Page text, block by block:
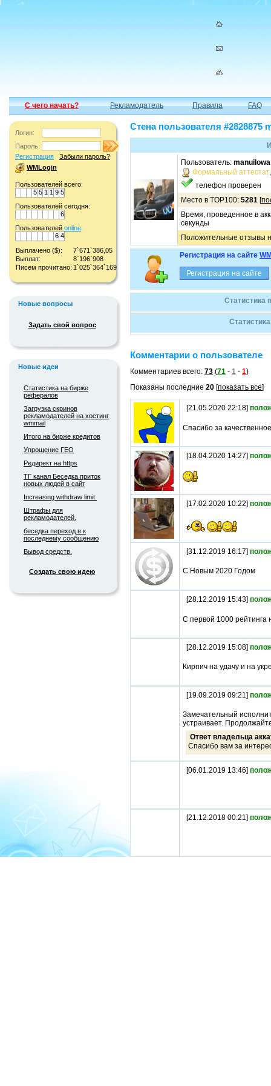
С чего начать? Рекламодатель Правила FAQ
Логин:
Пароль:
Регистрация
Забыли пароль?
WMLogin
Пользователей всего:
5 5 1 1 9 5
Пользователей сегодня:
6
Пользователей online:
6 4
Выплачено ($):
7`671`386,05
Выплат:
8`196`908
Писем прочитано: 1`025`364`169
Новые вопросы
Задать свой вопрос
Новые идеи
Статистика на бирже
рефералов
Загрузка скринов
рекламодателей на хостинг
wmmail
Итого на бирже кредитов
Упрощение ГЕО
Редирект на https
ТГ канал Беседка приток
новых людей в сайт
Increasing withdraw limit.
Штрафы для
рекламодателей.
беседка переход в к
последнему сообщению
Вывод средств.
Создать свою идею
Стена пользователя #2828875
Пользователь: manuilowa
Формальный аттестат
телефон проверен
Место в TOP100: 5281 [
Время, проведенное в
секунды
Положительные отзывы
Регистрация на сайте
Статистика
Комментарии о пользователе
Комментариев всего: 73 (71 - 1 - 1)
Показаны последние 20 [показать все]
[21.05.2020 22:18]
Спасибо за
[18.04.2020 14:27]
[17.02.2020 10:22]
[31.12.2019 16:17]
С Новым 2020 Годом
[28.12.2019 15:43]
С первой 1000 рейтинга
[28.12.2019 15:08]
Кирпич на удачу и на
[19.09.2019 09:21]
Замечательный
устраивает.
Ответ владельца
Спасибо вам за
[06.01.2019 13:46]
[21.12.2018 00:21]